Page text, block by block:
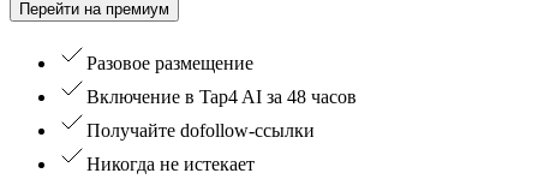
Перейти на премиум
Разовое размещение
Включение в Tap4 AI за 48 часов
Получайте dofollow-ссылки
Никогда не истекает